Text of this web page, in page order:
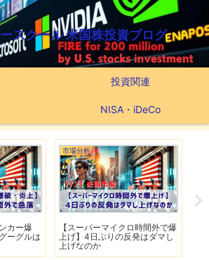
スクール 米国株投資ブログ
投資関連
NISA・iDeCo
カー爆
ーグルは
市場分析
【スーパーマイクロ時間外で爆
上げ】4日ぶりの反発はダマし
上げなのか